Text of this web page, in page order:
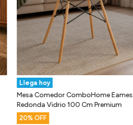
Llega hoy
Mesa Comedor ComboHome Eames
Redonda Vidrio 100 Cm Premium
20